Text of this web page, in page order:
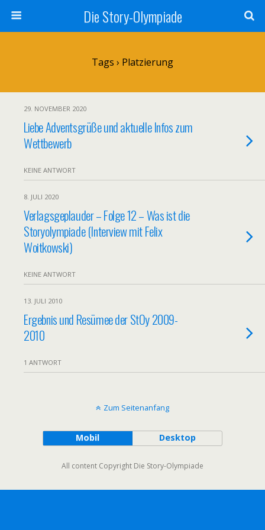
Die Story-Olympiade
Tags › Platzierung
29. NOVEMBER 2020
Liebe Adventsgrüße und aktuelle Infos zum
Wettbewerb
KEINE ANTWORT
8. JULI 2020
Verlagsgeplauder – Folge 12 – Was ist die
Storyolympiade (Interview mit Felix
Woitkowski)
KEINE ANTWORT
13. JULI 2010
Ergebnis und Resümee der StOy 2009-
2010
1 ANTWORT
Zum Seitenanfang
Mobil Desktop
All content Copyright Die Story-Olympiade